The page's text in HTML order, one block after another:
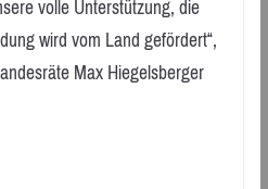
volle Unterstützung, die
wird vom Land gefördert“,
Max Hiegelsberger